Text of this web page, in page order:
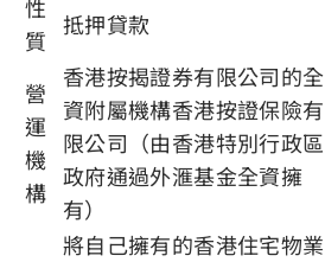
性
質
抵押貸款
營
運
機
構
香港按揭證券有限公司的全
資附屬機構香港按證保險有
限公司（由香港特別行政區
政府通過外滙基金全資擁
有）
將自己擁有的香港住宅物業